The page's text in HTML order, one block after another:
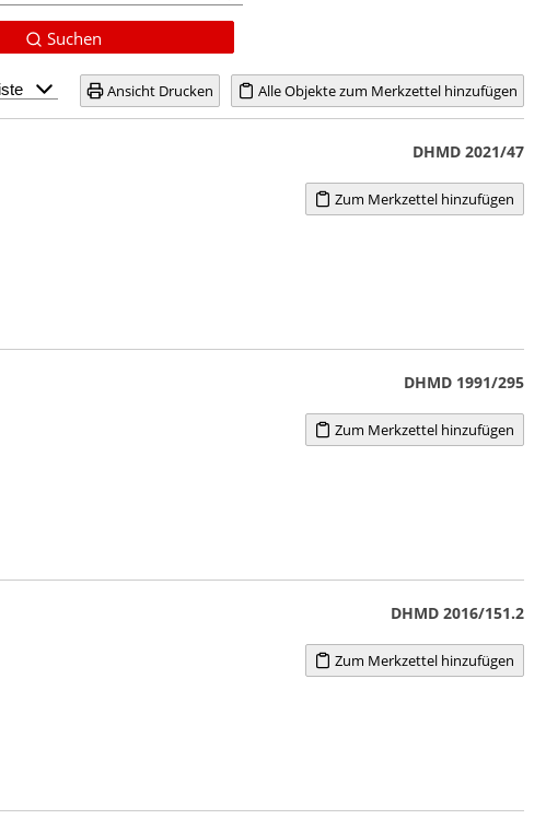
Suchen
Alle Objekte zum Merkzettel hinzufügen
Ansicht Drucken
DHMD 2021/47
Zum Merkzettel hinzufügen
DHMD 1991/295
Zum Merkzettel hinzufügen
DHMD 2016/151.2
Zum Merkzettel hinzufügen